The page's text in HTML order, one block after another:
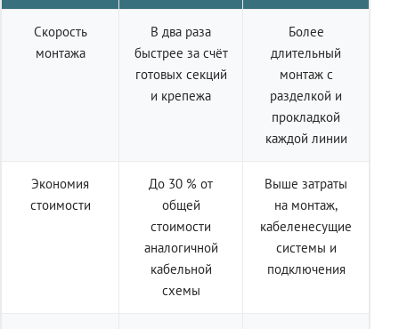
Скорость
монтажа
В два раза
быстрее за счёт
готовых секций
и крепежа
Более
длительный
монтаж с
разделкой и
прокладкой
каждой линии
Экономия
стоимости
До 30 % от
общей
стоимости
аналогичной
кабельной
схемы
Выше затраты
на монтаж,
кабеленесущие
системы и
подключения